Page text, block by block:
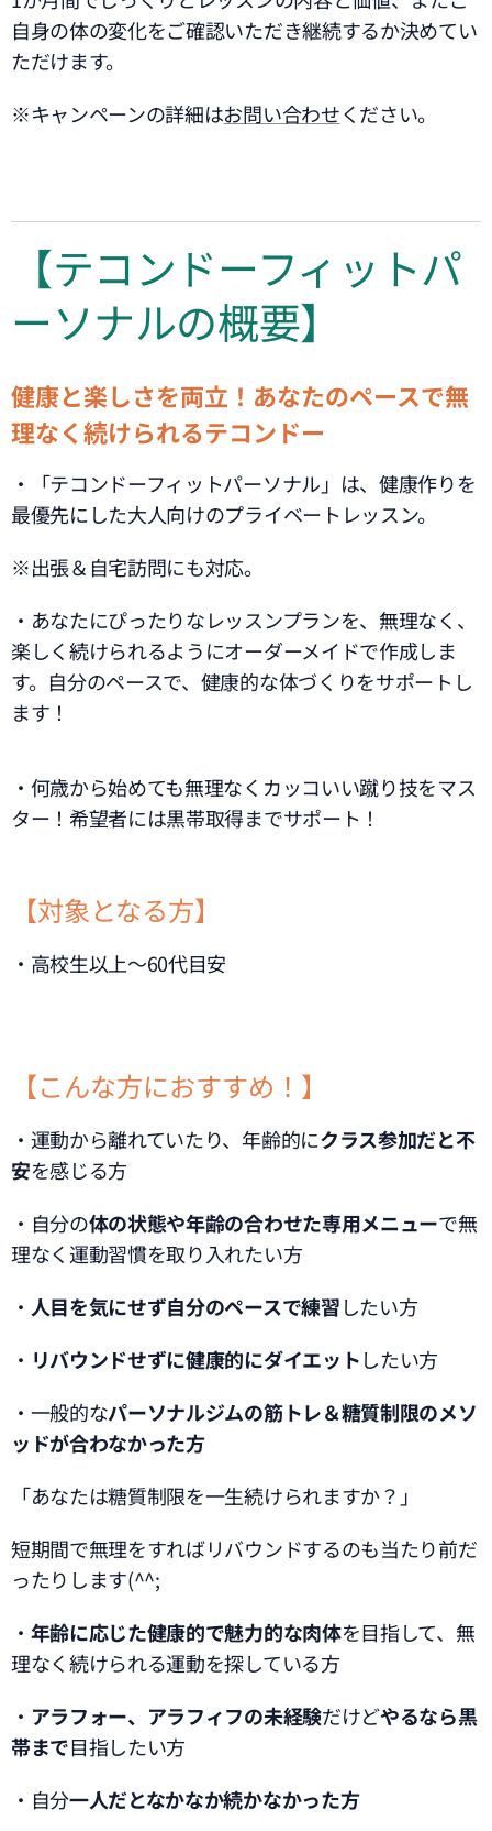
自身の体の変化をご確認いただき継続するか決めてい
ただけます。
※キャンペーンの詳細はお問い合わせください。
【テコンドーフィットパ
ーソナルの概要】
健康と楽しさを両立！あなたのペースで無
理なく続けられるテコンドー
・「テコンドーフィットパーソナル」は、健康作りを
最優先にした大人向けのプライベートレッスン。
※出張＆自宅訪問にも対応。
・あなたにぴったりなレッスンプランを、無理なく、
楽しく続けられるようにオーダーメイドで作成しま
す。自分のペースで、健康的な体づくりをサポートし
ます！
・何歳から始めても無理なくカッコいい蹴り技をマス
ター！希望者には黒帯取得までサポート！
【対象となる方】
・高校生以上～60代目安
【こんな方におすすめ！】
・運動から離れていたり、年齢的にクラス参加だと不
安を感じる方
・自分の体の状態や年齢の合わせた専用メニューで無
理なく運動習慣を取り入れたい方
・ 人目を気にせず自分のペースで練習したい方
・ リバウンドせずに健康的にダイエットしたい方
・一般的なパーソナルジムの筋トレ＆糖質制限のメソ
ッドが合わなかった方
「あなたは糖質制限を一生続けられますか？」
短期間で無理をすればリバウンドするのも当たり前だ
ったりします(^^;
・ 年齢に応じた健康的で魅力的な肉体を目指して、無
理なく続けられる運動を探している方
・ アラフォー、アラフィフの未経験だけどやるなら黒
帯まで目指したい方
・自分一人だとなかなか続かなかった方